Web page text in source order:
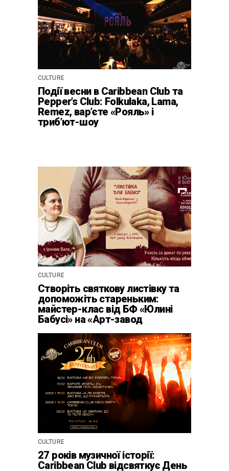
CULTURE
Події весни в Caribbean Club та
Pepper’s Club: Folkulaka, Lama,
Remez, вар’єте «Рояль» і
триб’ют-шоу
CULTURE
Створіть святкову листівку та
допоможіть стареньким:
майстер-клас від БФ «Юлині
Бабусі» на «Арт-завод
CULTURE
27 років музичної історії:
Caribbean Club відсвяткує День